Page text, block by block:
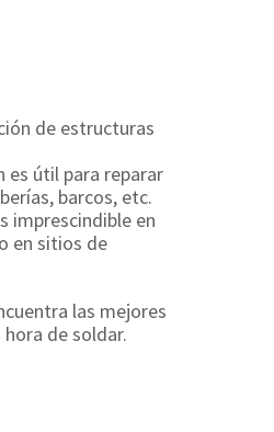
de estructuras
es útil para reparar
barcos, etc.
imprescindible en
en sitios de
las mejores
de soldar.